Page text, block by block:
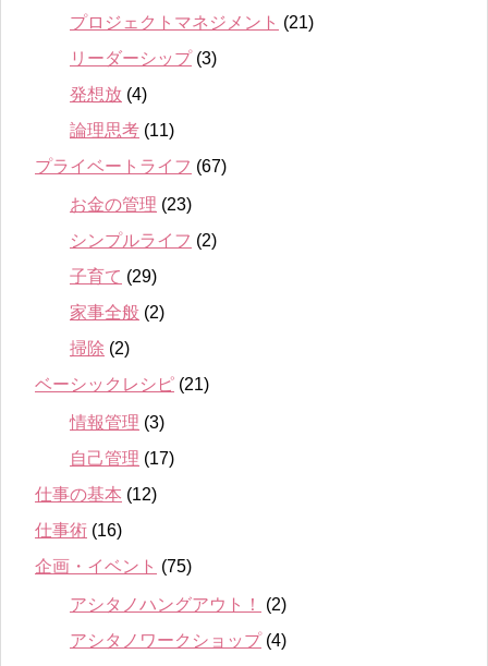
プロジェクトマネジメント (21)
リーダーシップ(3)
発想放 (4)
論理思考 (11)
プライベートライフ (67)
お金の管理 (23)
シンプルライフ (2)
子育て (29)
家事全般 (2)
掃除 (2)
ベーシックレシピ (21)
情報管理 (3)
自己管理 (17)
仕事の基本 (12)
仕事術 (16)
企画・イベント (75)
アシタノハングアウト！
(2)
アシタノワークショップ(4)